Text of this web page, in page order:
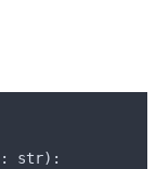
: str):